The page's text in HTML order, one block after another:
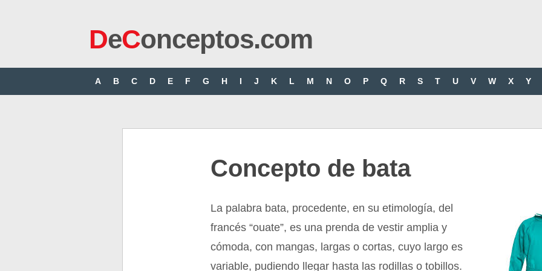
DeConceptos.com
A B C D E F G H I J K L M N O P Q R S T U V W X Y
Concepto de bata
La palabra bata, procedente, en su etimología, del
francés “ouate”, es una prenda de vestir amplia y
cómoda, con mangas, largas o cortas, cuyo largo es
variable, pudiendo llegar hasta las rodillas o tobillos.